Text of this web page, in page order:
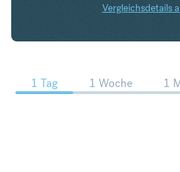
Vergleichsdetails
EUR in
1 Tag 1 Woche 1